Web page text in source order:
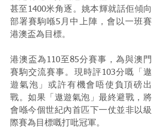
甚至1400米角逐。姚本輝就話佢傾向
部署賽駒喺5月中上陣，會以一班賽
港澳盃為目標。
港澳盃為110至85分賽事，為與澳門
賽駒交流賽事。現時評103分嘅「遨
遊氣泡」或許有機會唔使負頂磅出
戰。如果「遨遊氣泡」最終避戰，將
會喺今個世紀內首匹下一仗並非以級
際賽為目標嘅打吡冠軍。